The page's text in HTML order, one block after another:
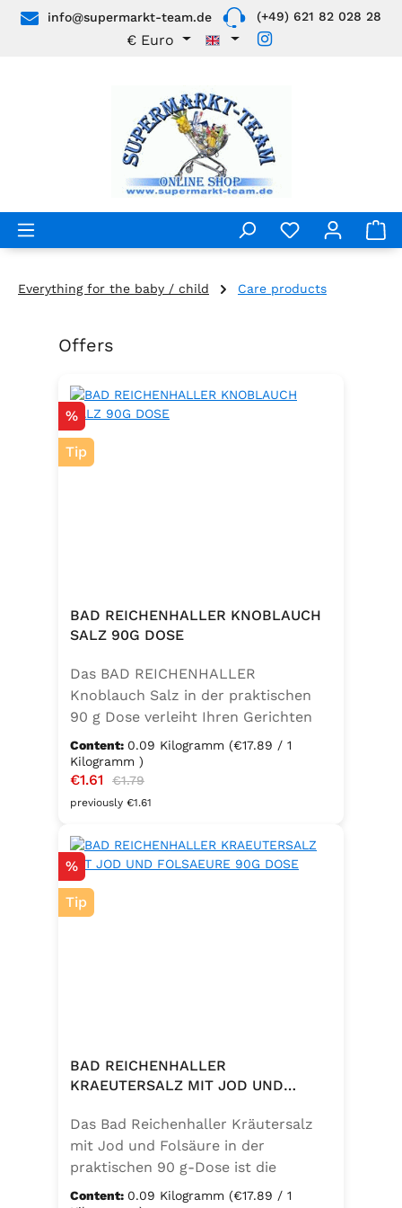
Skip to main content
info@supermarkt-team.de (+49) 621 82 028 28
€ Euro
Everything for the baby / child Care products
Skip product gallery
Offers
Discount
%
Tip
BAD REICHENHALLER KNOBLAUCH
SALZ 90G DOSE
Das BAD REICHENHALLER
Knoblauch Salz in der praktischen
90 g Dose verleiht Ihren Gerichten
einen vollmundigen, aromatischen
Knoblauchgeschmack. Hergestellt
ohne Geschmacksverstärker, zu 100
% vegan und glutenfrei – ideal für
zum Würzen von Pasta, Fleisch,
Fisch, Gemüse und mediterranen
Speisen. Zutaten:Siedesalz, 10 %
Knoblauch, 5 % Kräuter und
Content: 0.09 Kilogramm (€17.89 / 1
Kilogramm )
Sale price:
€1.61 Regular price:
€1.79
previously €1.61
Discount
%
Tip
BAD REICHENHALLER
KRAEUTERSALZ MIT JOD UND
Das Bad Reichenhaller Kräutersalz
mit Jod und Folsäure in der
praktischen 90 g-Dose ist die
aromatische Würzmischung für eine
Content: 0.09 Kilogramm (€17.89 / 1